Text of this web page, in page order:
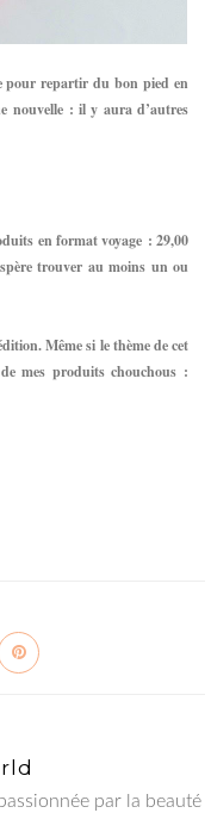
pour repartir du bon pied en
nouvelle : il y aura d’autres
en format voyage : 29,00
trouver au moins un ou
Même si le thème de cet
mes produits chouchous :
toujours, accro aux